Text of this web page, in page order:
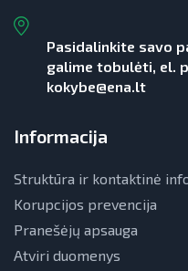
Pasidalinkite savo
galime tobulėti, el.
kokybe@ena.lt
Informacija
Struktūra ir kontaktinė
Korupcijos prevencija
Pranešėjų apsauga
Atviri duomenys